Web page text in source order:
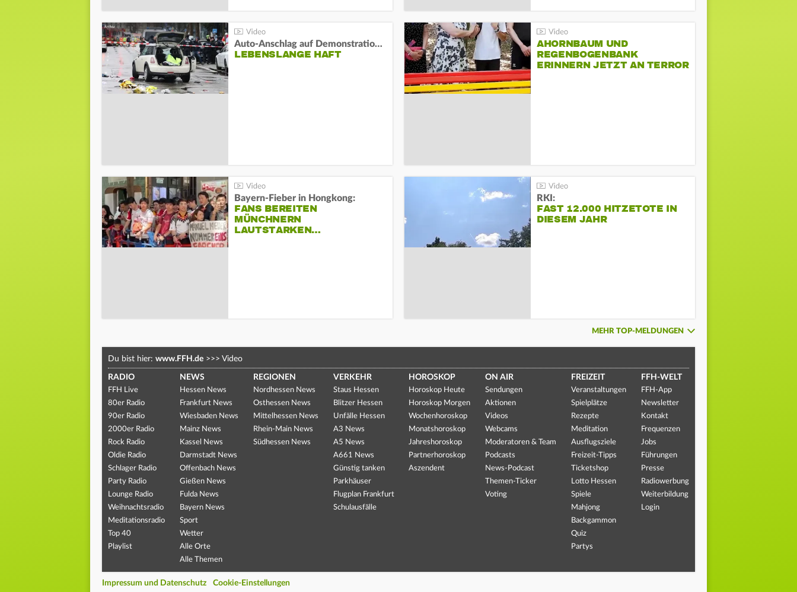
Auto-Anschlag auf Demonstration in München:
LEBENSLANGE HAFT
AHORNBAUM UND
REGENBOGENBANK
ERINNERN JETZT AN TERROR
Bayern-Fieber in Hongkong:
FANS BEREITEN
MÜNCHNERN
LAUTSTARKEN…
RKI:
FAST 12.000 HITZETOTE IN
DIESEM JAHR
MEHR TOP-MELDUNGEN
Du bist hier: www.FFH.de >>> Video
RADIO
FFH Live
80er Radio
90er Radio
2000er Radio
Rock Radio
Oldie Radio
Schlager Radio
Party Radio
Lounge Radio
Weihnachtsradio
Meditationsradio
Top 40
Playlist
NEWS
Hessen News
Frankfurt News
Wiesbaden News
Mainz News
Kassel News
Darmstadt News
Offenbach News
Gießen News
Fulda News
Bayern News
Sport
Wetter
Alle Orte
Alle Themen
REGIONEN
Nordhessen News
Osthessen News
Mittelhessen News
Rhein-Main News
Südhessen News
VERKEHR
Staus Hessen
Blitzer Hessen
Unfälle Hessen
A3 News
A5 News
A661 News
Günstig tanken
Parkhäuser
Flugplan Frankfurt
Schulausfälle
HOROSKOP
Horoskop Heute
Horoskop Morgen
Wochenhoroskop
Monatshoroskop
Jahreshoroskop
Partnerhoroskop
Aszendent
ON AIR
Sendungen
Aktionen
Videos
Webcams
Moderatoren & Team
Podcasts
News-Podcast
Themen-Ticker
Voting
FREIZEIT
Veranstaltungen
Spielplätze
Rezepte
Meditation
Ausflugsziele
Freizeit-Tipps
Ticketshop
Lotto Hessen
Spiele
Mahjong
Backgammon
Quiz
Partys
FFH-WELT
FFH-App
Newsletter
Kontakt
Frequenzen
Jobs
Führungen
Presse
Radiowerbung
Weiterbildung
Login
Impressum und Datenschutz Cookie-Einstellungen